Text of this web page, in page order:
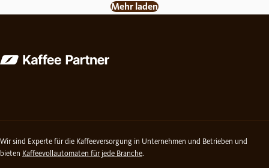
Mehr laden
Wir sind Experte für die Kaffeeversorgung in Unternehmen und Betrieben und
bieten Kaffeevollautomaten für jede Branche.